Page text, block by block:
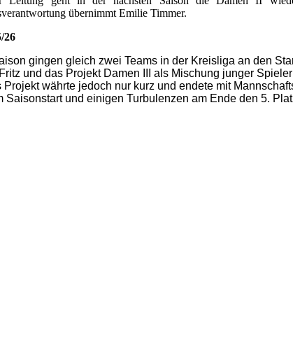
übernimmt Emilie Timmer.
26
gingen gleich zwei Teams in der Kreisliga an den
und das Projekt Damen III als Mischung junger
Projekt währte jedoch nur kurz und endete mit
Saisonstart und einigen Turbulenzen am Ende den 5.